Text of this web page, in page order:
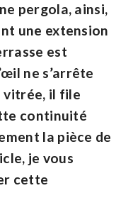
pergola, ainsi,
une extension
est
ne s’arrête
vitrée, il file
continuité
la pièce de
je vous
cette